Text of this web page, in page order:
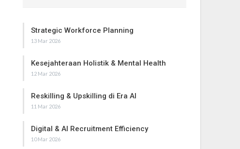
Strategic Workforce Planning
13 Mar 2026
Kesejahteraan Holistik & Mental Health
12 Mar 2026
Reskilling & Upskilling di Era AI
11 Mar 2026
Digital & AI Recruitment Efficiency
10 Mar 2026